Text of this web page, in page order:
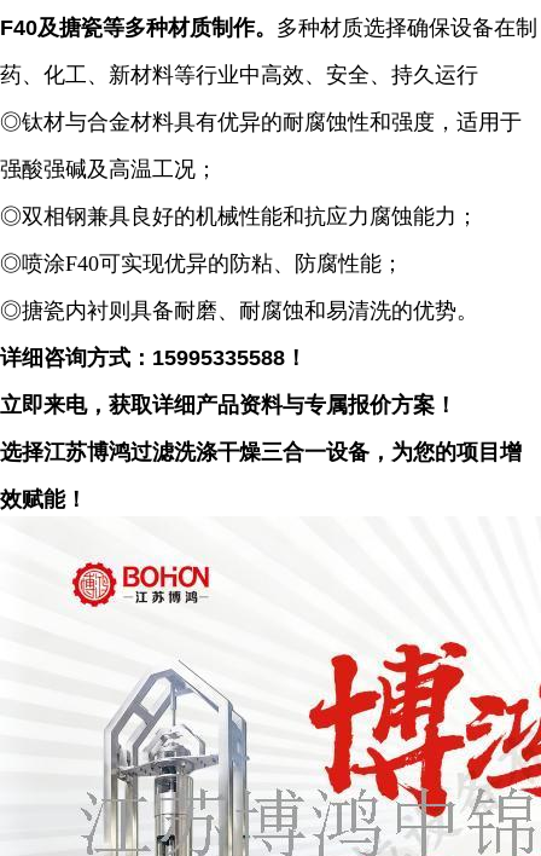
F40及搪瓷等多种材质制作。 多种材质选择确保设备在制
药、化工、新材料等行业中高效、安全、持久运行
◎钛材与合金材料具有优异的耐腐蚀性和强度，适用于
强酸强碱及高温工况；
◎双相钢兼具良好的机械性能和抗应力腐蚀能力；
◎喷涂F40可实现优异的防粘、防腐性能；
◎搪瓷内衬则具备耐磨、耐腐蚀和易清洗的优势。
详细咨询方式：15995335588！
立即来电，获取详细产品资料与专属报价方案！
选择江苏博鸿过滤洗涤干燥三合一设备，为您的项目增
效赋能！